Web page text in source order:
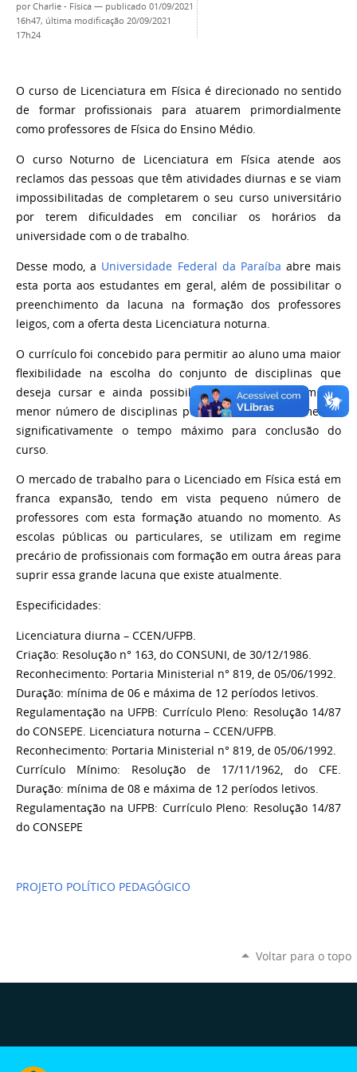
porCharlie - Física — publicado 01/09/2021
16h47, última modificação 20/09/2021
17h24
O curso de Licenciatura em Física é direcionado no sentido
de formar profissionais para atuarem primordialmente
como professores de Física do Ensino Médio.
O curso Noturno de Licenciatura em Física atende aos
reclamos das pessoas que têm atividades diurnas e se viam
impossibilitadas de completarem o seu curso universitário
por terem dificuldades em conciliar os horários da
universidade com o de trabalho.
Desse modo, a Universidade Federal da Paraíba abre mais
esta porta aos estudantes em geral, além de possibilitar o
preenchimento da lacuna na formação dos professores
leigos, com a oferta desta Licenciatura noturna.
O currículo foi concebido para permitir ao aluno uma maior
flexibilidade na escolha do conjunto de disciplinas que
deseja cursar e ainda possibilitar sua matrícula em um
menor número de disciplinas por semestre, sem aumentar
significativamente o tempo máximo para conclusão do
curso.
O mercado de trabalho para o Licenciado em Física está em
franca expansão, tendo em vista pequeno número de
professores com esta formação atuando no momento. As
escolas públicas ou particulares, se utilizam em regime
precário de profissionais com formação em outra áreas para
suprir essa grande lacuna que existe atualmente.
Especificidades:
Licenciatura diurna – CCEN/UFPB.
Criação: Resolução n° 163, do CONSUNI, de 30/12/1986.
Reconhecimento: Portaria Ministerial n° 819, de 05/06/1992.
Duração: mínima de 06 e máxima de 12 períodos letivos.
Regulamentação na UFPB: Currículo Pleno: Resolução 14/87
do CONSEPE. Licenciatura noturna – CCEN/UFPB.
Reconhecimento: Portaria Ministerial n° 819, de 05/06/1992.
Currículo Mínimo: Resolução de 17/11/1962, do CFE.
Duração: mínima de 08 e máxima de 12 períodos letivos.
Regulamentação na UFPB: Currículo Pleno: Resolução 14/87
do CONSEPE
PROJETO POLÍTICO PEDAGÓGICO
Voltar para o topo